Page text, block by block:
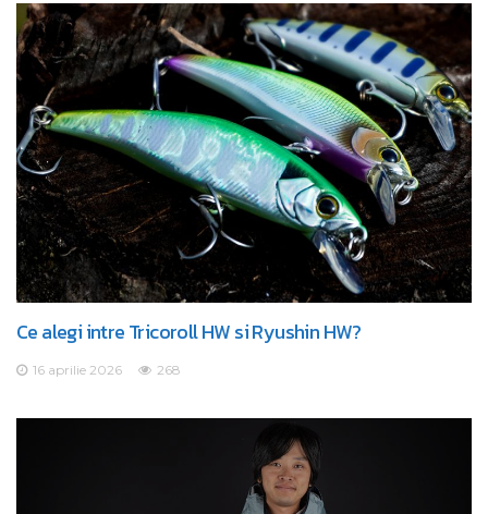
Ce alegi intre Tricoroll HW si Ryushin HW?
16 aprilie 2026 268